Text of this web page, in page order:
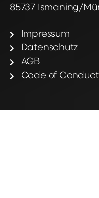
85737 Ismaning/
Impressum
Datenschutz
AGB
Code of Conduct